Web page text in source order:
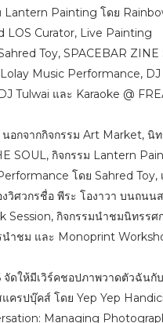
Lantern Painting โดย
LOS Curator, Live Painting
Toy, SPACEBAR ZINE
Music Performance, DJ
Tulwai และ Karaoke @
อกจากกิจกรรม Art Market, นิ
SOUL, กิจกรรม Lantern
โดย Sahred Toy,
วิศวกรชื่อ พีระ โองาวา บนถนน
Session, กิจกรรมนำชมนิทรรศ
นำชม และ Monoprint
จัดให้มีเวิร์คชอปภาพวาดตัวฉันกั
แครปบุ๊คส์ โดย Yep Yep
Managing